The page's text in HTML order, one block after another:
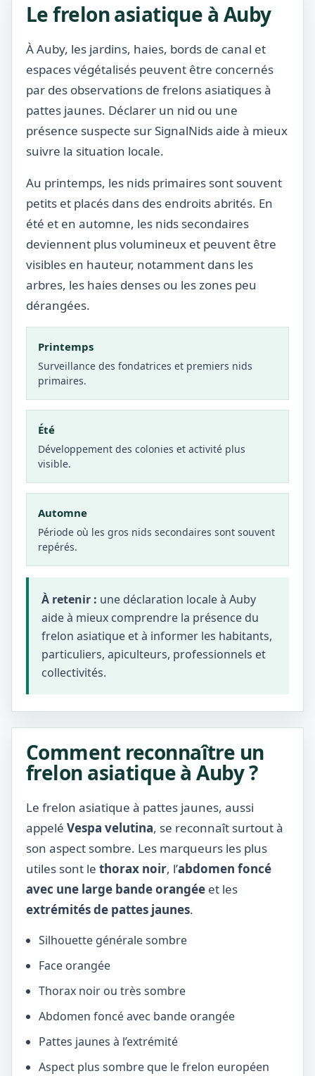
Le frelon asiatique à Auby
À Auby, les jardins, haies, bords de canal et
espaces végétalisés peuvent être concernés
par des observations de frelons asiatiques à
pattes jaunes. Déclarer un nid ou une
présence suspecte sur SignalNids aide à mieux
suivre la situation locale.
Au printemps, les nids primaires sont souvent
petits et placés dans des endroits abrités. En
été et en automne, les nids secondaires
deviennent plus volumineux et peuvent être
visibles en hauteur, notamment dans les
arbres, les haies denses ou les zones peu
dérangées.
Printemps
Surveillance des fondatrices et premiers nids
primaires.
Été
Développement des colonies et activité plus
visible.
Automne
Période où les gros nids secondaires sont souvent
repérés.
À retenir : une déclaration locale à Auby
aide à mieux comprendre la présence du
frelon asiatique et à informer les habitants,
particuliers, apiculteurs, professionnels et
collectivités.
Comment reconnaître un
frelon asiatique à Auby ?
Le frelon asiatique à pattes jaunes, aussi
appelé Vespa velutina, se reconnaît surtout à
son aspect sombre. Les marqueurs les plus
utiles sont le thorax noir, l’abdomen foncé
avec une large bande orangée et les
extrémités de pattes jaunes.
Silhouette générale sombre
Face orangée
Thorax noir ou très sombre
Abdomen foncé avec bande orangée
Pattes jaunes à l’extrémité
Aspect plus sombre que le frelon européen